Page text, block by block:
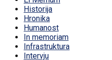
Historija
Hronika
Humanost
In memoriam
Infrastruktura
Intervju